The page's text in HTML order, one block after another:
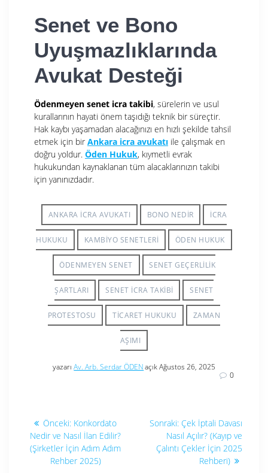
Senet ve Bono
Uyuşmazlıklarında
Avukat Desteği
Ödenmeyen senet icra takibi, sürelerin ve usul
kurallarının hayati önem taşıdığı teknik bir süreçtir.
Hak kaybı yaşamadan alacağınızı en hızlı şekilde tahsil
etmek için bir Ankara icra avukatı ile çalışmak en
doğru yoldur. Öden Hukuk, kıymetli evrak
hukukundan kaynaklanan tüm alacaklarınızın takibi
için yanınızdadır.
ANKARA ICRA AVUKATI BONO NEDIR İCRA
HUKUKU KAMBIYO SENETLERI ÖDEN HUKUK
ÖDENMEYEN SENET SENET GEÇERLILIK
ŞARTLARI SENET İCRA TAKIBI SENET
PROTESTOSU TICARET HUKUKU ZAMAN
AŞIMI
yazarıAv. Arb. Serdar ÖDENaçık Ağustos 26, 2025
0
Yazı
gezinmesi
Önceki: Önceki
yazı:
Konkordato
Nedir ve Nasıl İlan Edilir?
(Şirketler İçin Adım Adım
Rehber 2025)
Sonraki: Sonraki
yazı:
Çek İptali Davası
Nasıl Açılır? (Kayıp ve
Çalıntı Çekler İçin 2025
Rehberi)